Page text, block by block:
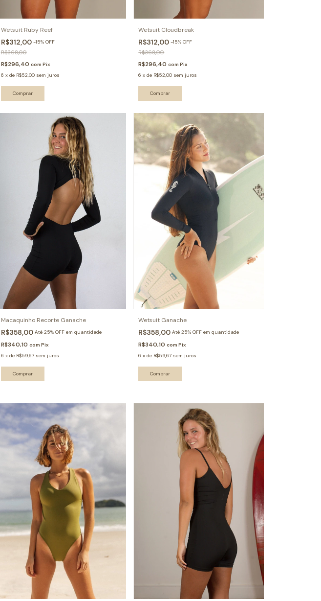
Wetsuit Ruby Reef
R$312,00 -15% OFF
R$368,00
R$296,40 com Pix
6 x de R$52,00 sem juros
Comprar
Wetsuit Cloudbreak
R$312,00-15%OFF
R$368,00
R$296,40com Pix
6 xde R$52,00 sem juros
Comprar
Macaquinho Recorte Ganache
R$358,00 Até 25% OFF em quantidade
R$340,10 com Pix
6 x de R$59,67 sem juros
Comprar
Wetsuit Ganache
R$358,00Até 25% OFF em quantidade
R$340,10com Pix
6 xde R$59,67 sem juros
Comprar